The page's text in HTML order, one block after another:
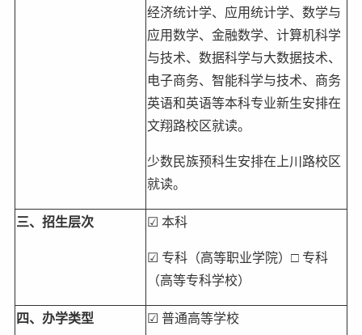
经济统计学、应用统计学、数学与
应用数学、金融数学、计算机科学
与技术、数据科学与大数据技术、
电子商务、智能科学与技术、商务
英语和英语等本科专业新生安排在
文翔路校区就读。
少数民族预科生安排在上川路校区
就读。
三、招生层次
☑ 本科
☑ 专科（高等职业学院）□ 专科
（高等专科学校）
四、办学类型
☑ 普通高等学校